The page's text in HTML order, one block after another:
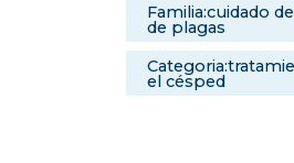
familia:cuidado de las plantas y control
de plagas
categoria:tratamientos específicos para
el césped